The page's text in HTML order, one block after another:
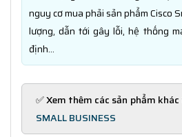
nguy cơ mua phải sản phẩm Cisco
lượng, dẫn tới gây lỗi, hệ thống
định...
✅ Xem thêm các sản phẩm
SMALL BUSINESS